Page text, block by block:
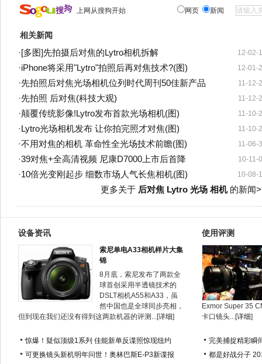
上网从搜狗开始 网页 新闻
相关新闻
12-02-
·[多图]先拍摄后对焦的Lytro相机拆解
12-01-
·iPhone将采用"Lytro"拍照后再对焦技术?(图)
11-12-
·先拍照后对焦光场相机位列时代周刊50佳新产品
11-12-
·先拍照 后对焦(科技大观)
11-10-
·颠覆传统影像!Lytro发布首款光场相机(图)
11-10-
· Lytro光场相机发布 让你拍完照才对焦(图)
11-06-
·不用对焦的相机 革命性全光场技术前瞻(图)
10-11-
·39对焦+全高清视频 尼康D7000上市后首降
10-08-
·10倍光变刚起步 细数市场人气长焦相机(图)
更多关于 后对焦 Lytro 光场 相机的新闻
设备资讯
索尼单电A33相机样片大集
锦
8月底，索尼发布了两款全
球首创采用半透镜技术的
DSLT相机A55和A33，虽
然中国也是全球同步亮相，
但到现在我们还没有得到这两款机器的评测...[详细]
惊爆！疑似顶级1系列 佳能新单反谍照惊现纽约
可更换镜头新机明年问世！奥林巴斯E-P3新谍报
使用评测
Exmor Super 35
卡口镜头...[详细]
完美捕捉精彩瞬
都是好战分子